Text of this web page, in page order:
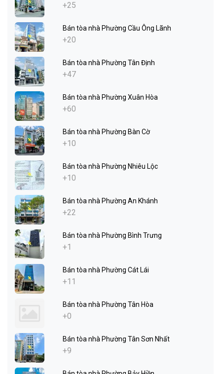
+25
Bán tòa nhà Phường Cầu Ông Lãnh
+20
Bán tòa nhà Phường Tân Định
+47
Bán tòa nhà Phường Xuân Hòa
+60
Bán tòa nhà Phường Bàn Cờ
+10
Bán tòa nhà Phường Nhiêu Lộc
+10
Bán tòa nhà Phường An Khánh
+22
Bán tòa nhà Phường Bình Trưng
+1
Bán tòa nhà Phường Cát Lái
+11
Bán tòa nhà Phường Tân Hòa
+0
Bán tòa nhà Phường Tân Sơn Nhất
+9